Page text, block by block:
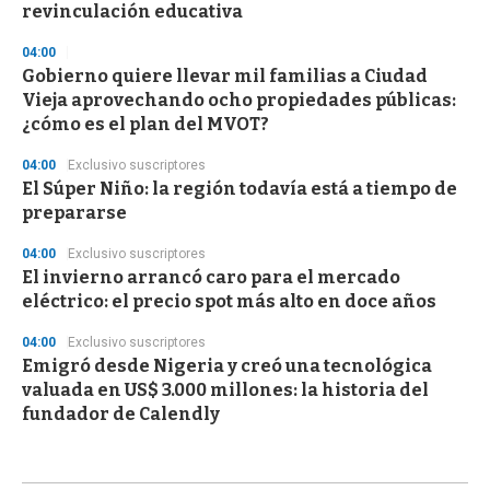
revinculación educativa
04:00
Gobierno quiere llevar mil familias a Ciudad
Vieja aprovechando ocho propiedades públicas:
¿cómo es el plan del MVOT?
04:00 Exclusivo suscriptores
El Súper Niño: la región todavía está a tiempo de
prepararse
04:00 Exclusivo suscriptores
El invierno arrancó caro para el mercado
eléctrico: el precio spot más alto en doce años
04:00 Exclusivo suscriptores
Emigró desde Nigeria y creó una tecnológica
valuada en US$ 3.000 millones: la historia del
fundador de Calendly